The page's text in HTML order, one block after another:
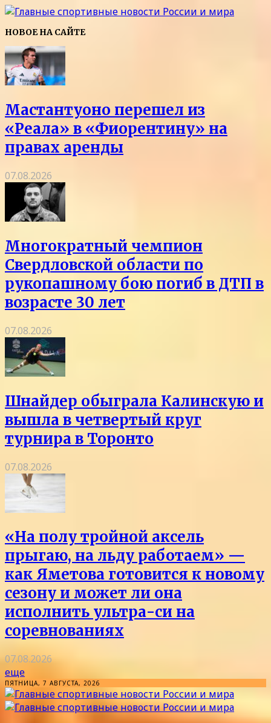
НОВОЕ НА САЙТЕ
Мастантуоно перешел из
«Реала» в «Фиорентину» на
правах аренды
07.08.2026
Многократный чемпион
Свердловской области по
рукопашному бою погиб в ДТП в
возрасте 30 лет
07.08.2026
Шнайдер обыграла Калинскую и
вышла в четвертый круг
турнира в Торонто
07.08.2026
«На полу тройной аксель
прыгаю, на льду работаем» —
как Яметова готовится к новому
сезону и может ли она
исполнить ультра-си на
соревнованиях
07.08.2026
еще
ПЯТНИЦА, 7 АВГУСТА, 2026